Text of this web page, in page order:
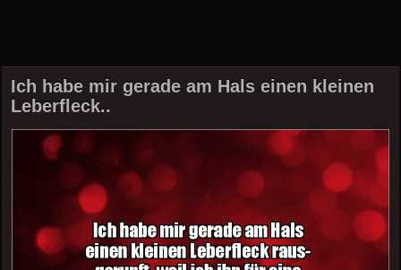
Ich habe mir gerade am Hals einen kleinen
Leberfleck..